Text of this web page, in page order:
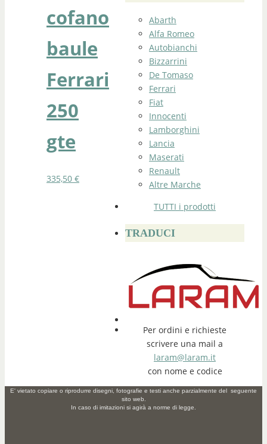
cofano
baule
Ferrari
250
gte
335,50 €
Abarth
Alfa Romeo
Autobianchi
Bizzarrini
De Tomaso
Ferrari
Fiat
Innocenti
Lamborghini
Lancia
Maserati
Renault
Altre Marche
TUTTI i prodotti
TRADUCI
Per ordini e richieste
scrivere una mail a
laram@laram.it
con nome e codice
E' vietato copiare o riprodurre disegni, fotografie e testi anche parzialmente del seguente
sito web.
In caso di imitazioni si agirà a norme di legge.